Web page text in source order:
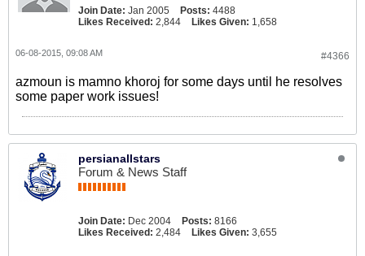
Join Date: Jan 2005 Posts: 4488
Likes Received: 2,844 Likes Given: 1,658
#4366
06-08-2015, 09:08 AM
azmoun is mamno khoroj for some days until he resolves
some paper work issues!
persianallstars
Forum & News Staff
Join Date: Dec 2004 Posts: 8166
Likes Received: 2,484 Likes Given: 3,655